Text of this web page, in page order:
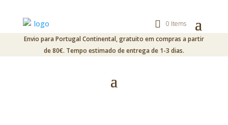
0 Items
Envio para Portugal Continental, gratuito em compras a partir
de 80€. Tempo estimado de entrega de 1-3 dias.